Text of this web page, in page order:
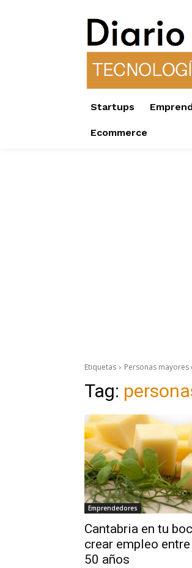
Startups
Ecommerce
Etiquetas Personas mayores
Tag:
Emprendedores
Cantabria en tu
crear empleo
50 años